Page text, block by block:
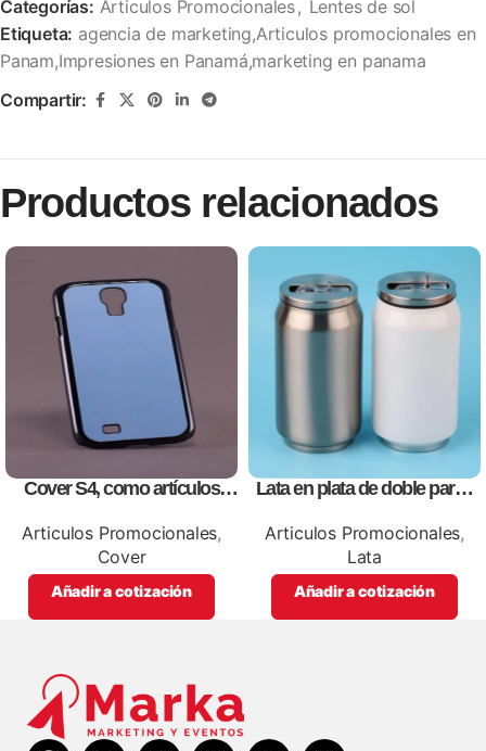
Categorías: Articulos Promocionales , Lentes de sol
Etiqueta: agencia de marketing,Articulos promocionales en
Panam,Impresiones en Panamá,marketing en panama
Compartir:
Productos relacionados
Cover S4, como artículos
Articulos Promocionales,
Cover
Añadir a cotización
Lata en plata de doble pared
impresión full color
Articulos Promocionales,
Lata
Añadir a cotización